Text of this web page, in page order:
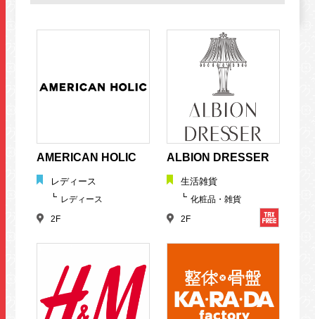
AMERICAN HOLIC
レディース
レディース
2F
ALBION DRESSER
生活雑貨
化粧品・雑貨
2F